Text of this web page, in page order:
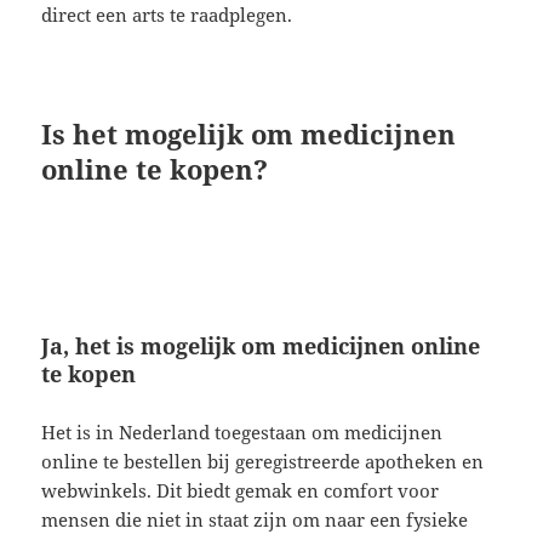
direct een arts te raadplegen.
Is het mogelijk om medicijnen
online te kopen?
Ja, het is mogelijk om medicijnen online
te kopen
Het is in Nederland toegestaan om medicijnen
online te bestellen bij geregistreerde apotheken en
webwinkels. Dit biedt gemak en comfort voor
mensen die niet in staat zijn om naar een fysieke